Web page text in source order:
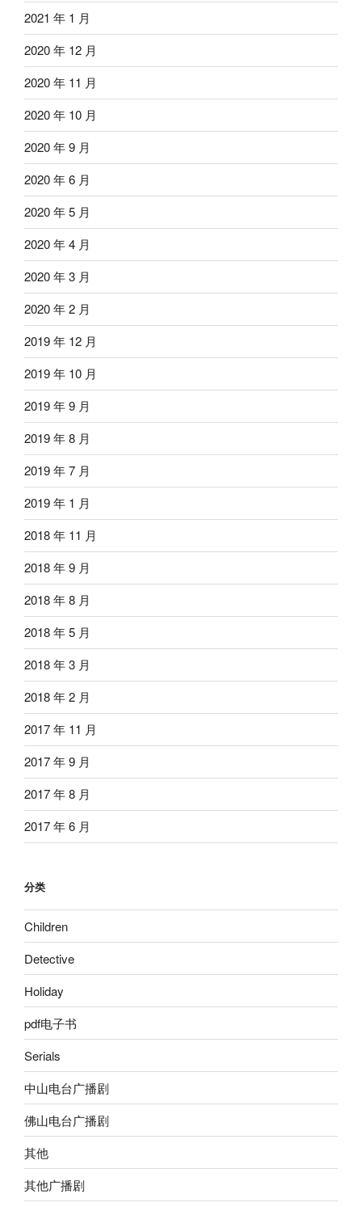
2021 年 1 月
2020 年 12 月
2020 年 11 月
2020 年 10 月
2020 年 9 月
2020 年 6 月
2020 年 5 月
2020 年 4 月
2020 年 3 月
2020 年 2 月
2019 年 12 月
2019 年 10 月
2019 年 9 月
2019 年 8 月
2019 年 7 月
2019 年 1 月
2018 年 11 月
2018 年 9 月
2018 年 8 月
2018 年 5 月
2018 年 3 月
2018 年 2 月
2017 年 11 月
2017 年 9 月
2017 年 8 月
2017 年 6 月
分类
Children
Detective
Holiday
pdf电子书
Serials
中山电台广播剧
佛山电台广播剧
其他
其他广播剧